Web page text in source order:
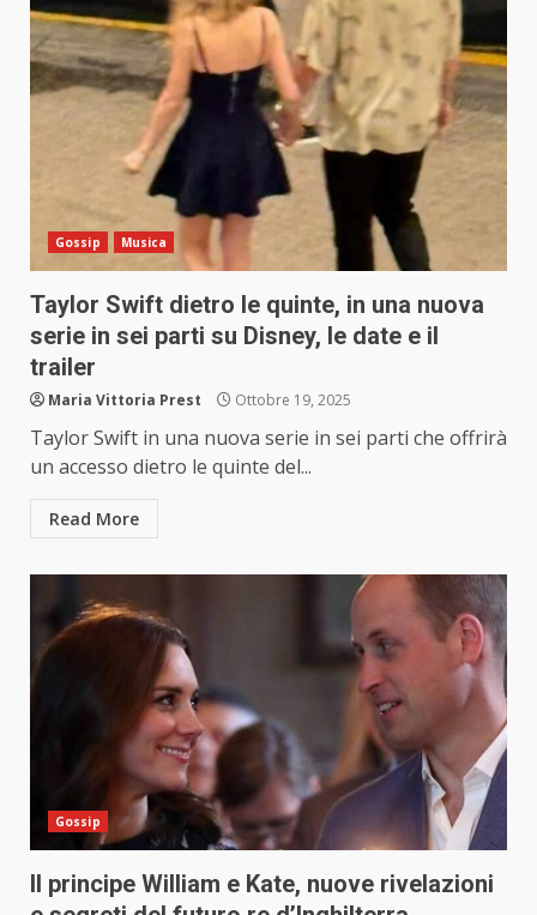
Gossip Musica
Taylor Swift dietro le quinte, in una nuova
serie in sei parti su Disney, le date e il
trailer
Maria Vittoria Prest Ottobre 19, 2025
Taylor Swift in una nuova serie in sei parti che offrirà
un accesso dietro le quinte del...
Read More
Gossip
Il principe William e Kate, nuove rivelazioni